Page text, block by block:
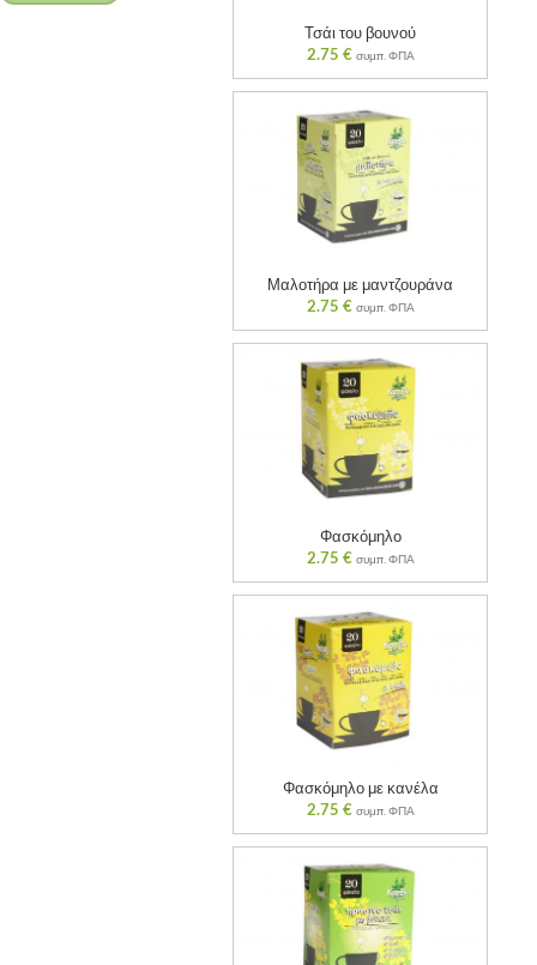
Τσάι του βουνού
2.75 € συμπ. ΦΠΑ
Μαλοτήρα με μαντζουράνα
2.75 € συμπ. ΦΠΑ
Φασκόμηλο
2.75 € συμπ. ΦΠΑ
Φασκόμηλο με κανέλα
2.75 € συμπ. ΦΠΑ